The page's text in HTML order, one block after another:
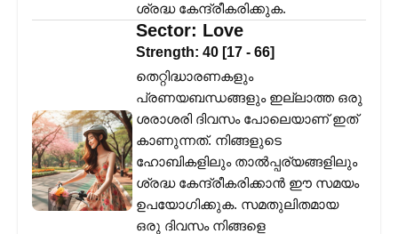
ശ്രദ്ധ കേന്ദ്രീകരിക്കുക.
Sector: Love
Strength: 40 [17 - 66]
തെറ്റിദ്ധാരണകളും
പ്രണയബന്ധങ്ങളും ഇല്ലാത്ത ഒരു
ശരാശരി ദിവസം പോലെയാണ് ഇത്
കാണുന്നത്. നിങ്ങളുടെ
ഹോബികളിലും താൽപ്പര്യങ്ങളിലും
ശ്രദ്ധ കേന്ദ്രീകരിക്കാൻ ഈ സമയം
ഉപയോഗിക്കുക. സമതുലിതമായ
ഒരു ദിവസം നിങ്ങളെ